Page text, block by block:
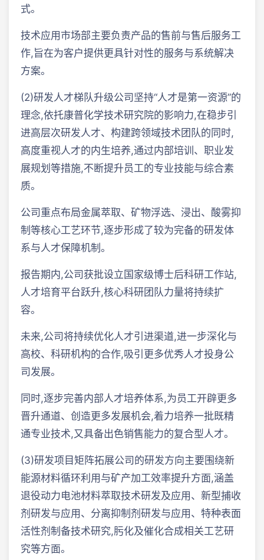
式。
技术应用市场部主要负责产品的售前与售后服务工
作,旨在为客户提供更具针对性的服务与系统解决
方案。
(2)研发人才梯队升级公司坚持“人才是第一资源”的
理念,依托康普化学技术研究院的影响力,在稳步引
进高层次研发人才、构建跨领域技术团队的同时,
高度重视人才的内生培养,通过内部培训、职业发
展规划等措施,不断提升员工的专业技能与综合素
质。
公司重点布局金属萃取、矿物浮选、浸出、酸雾抑
制等核心工艺环节,逐步形成了较为完备的研发体
系与人才保障机制。
报告期内,公司获批设立国家级博士后科研工作站,
人才培育平台跃升,核心科研团队力量将持续扩
容。
未来,公司将持续优化人才引进渠道,进一步深化与
高校、科研机构的合作,吸引更多优秀人才投身公
司发展。
同时,逐步完善内部人才培养体系,为员工开辟更多
晋升通道、创造更多发展机会,着力培养一批既精
通专业技术,又具备出色销售能力的复合型人才。
(3)研发项目矩阵拓展公司的研发方向主要围绕新
能源材料循环利用与矿产加工效率提升方面,涵盖
退役动力电池材料萃取技术研发及应用、新型捕收
剂研发与应用、分离抑制剂研发与应用、特种表面
活性剂制备技术研究,肟化及催化合成相关工艺研
究等方面。